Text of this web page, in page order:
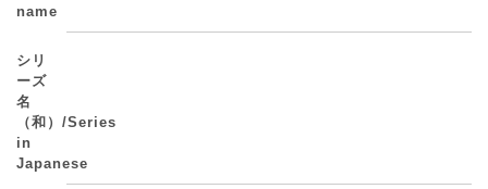
name
シリ
ーズ
名
（和）/Series
in
Japanese